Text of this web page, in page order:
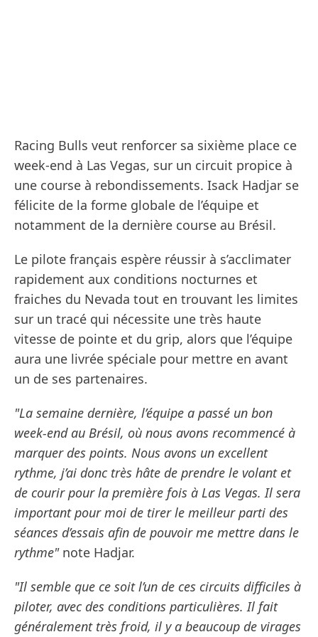
Racing Bulls veut renforcer sa sixième place ce
week-end à Las Vegas, sur un circuit propice à
une course à rebondissements. Isack Hadjar se
félicite de la forme globale de l’équipe et
notamment de la dernière course au Brésil.
Le pilote français espère réussir à s’acclimater
rapidement aux conditions nocturnes et
fraiches du Nevada tout en trouvant les limites
sur un tracé qui nécessite une très haute
vitesse de pointe et du grip, alors que l’équipe
aura une livrée spéciale pour mettre en avant
un de ses partenaires.
"La semaine dernière, l’équipe a passé un bon
week-end au Brésil, où nous avons recommencé à
marquer des points. Nous avons un excellent
rythme, j’ai donc très hâte de prendre le volant et
de courir pour la première fois à Las Vegas. Il sera
important pour moi de tirer le meilleur parti des
séances d’essais afin de pouvoir me mettre dans le
rythme"note Hadjar.
"Il semble que ce soit l’un de ces circuits difficiles à
piloter, avec des conditions particulières. Il fait
généralement très froid, il y a beaucoup de virages